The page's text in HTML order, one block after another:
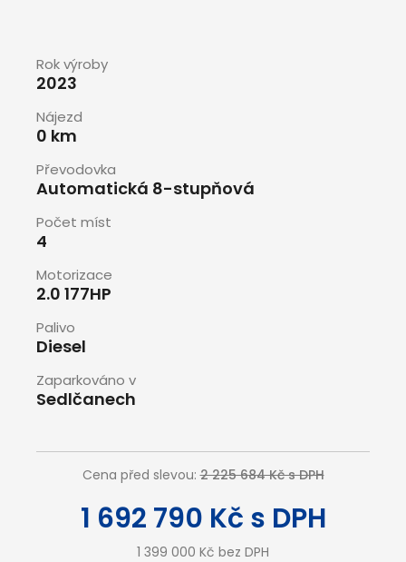
Rok výroby
2023
Nájezd
0 km
Převodovka
Automatická 8-stupňová
Počet míst
4
Motorizace
2.0 177HP
Palivo
Diesel
Zaparkováno v
Sedlčanech
Cena před slevou:2 225 684 Kč s DPH
1 692 790 Kč s DPH
1 399 000 Kč bez DPH